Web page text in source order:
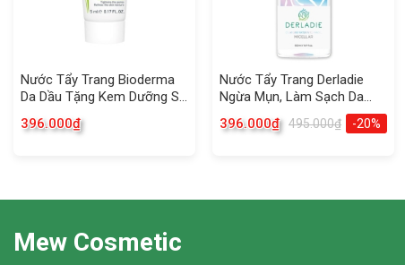
Nước Tẩy Trang Bioderma
Da Dầu Tặng Kem Dưỡng Se
Lỗ Chân Lông
396.000₫
Nước Tẩy Trang Derladie
Ngừa Mụn, Làm Sạch Da
495.000₫
396.000₫ -20%
Mew Cosmetic